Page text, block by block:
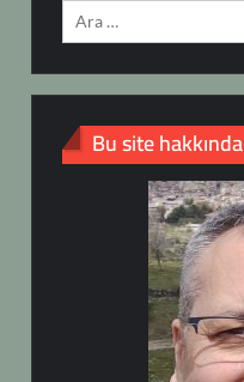
Bu site hakkında